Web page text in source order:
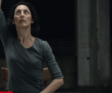
SCOPRI DI PIÙ
CONDIVIDI